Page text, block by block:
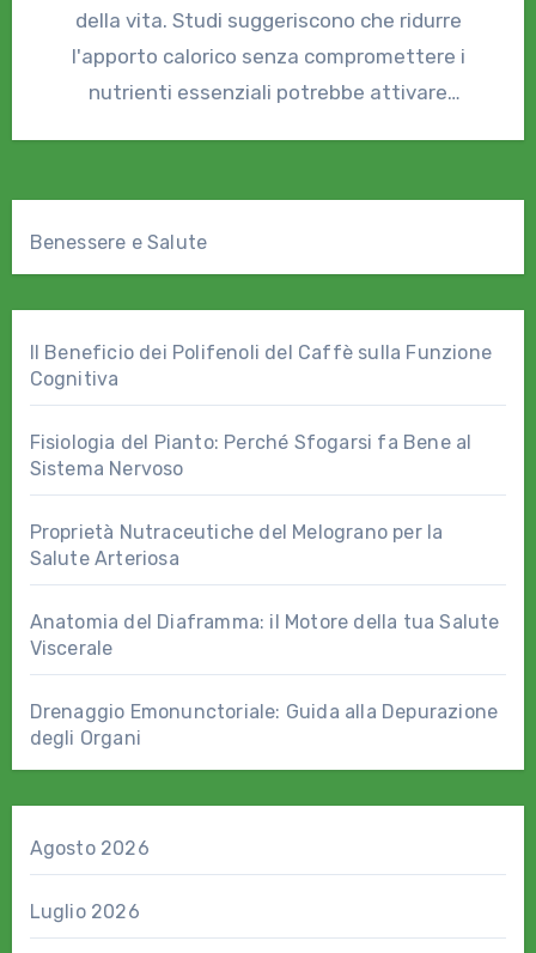
della vita. Studi suggeriscono che ridurre
l'apporto calorico senza compromettere i
nutrienti essenziali potrebbe attivare
Benessere e Salute
Il Beneficio dei Polifenoli del Caffè sulla Funzione
Cognitiva
Fisiologia del Pianto: Perché Sfogarsi fa Bene al
Sistema Nervoso
Proprietà Nutraceutiche del Melograno per la
Salute Arteriosa
Anatomia del Diaframma: il Motore della tua Salute
Viscerale
Drenaggio Emonunctoriale: Guida alla Depurazione
degli Organi
Agosto 2026
Luglio 2026